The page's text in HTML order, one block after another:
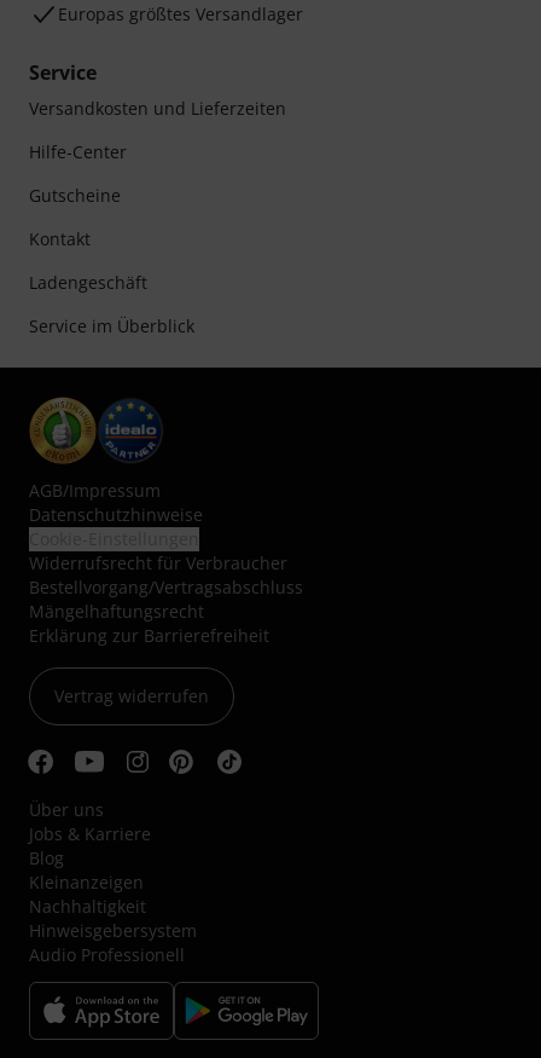
Europas größtes Versandlager
Service
Versandkosten und Lieferzeiten
Hilfe-Center
Gutscheine
Kontakt
Ladengeschäft
Service im Überblick
AGB/Impressum
Datenschutzhinweise
Widerrufsrecht für Verbraucher
Bestellvorgang/Vertragsabschluss
Mängelhaftungsrecht
Erklärung zur Barrierefreiheit
Vertrag widerrufen
Über uns
Jobs & Karriere
Blog
Kleinanzeigen
Nachhaltigkeit
Hinweisgebersystem
Audio Professionell